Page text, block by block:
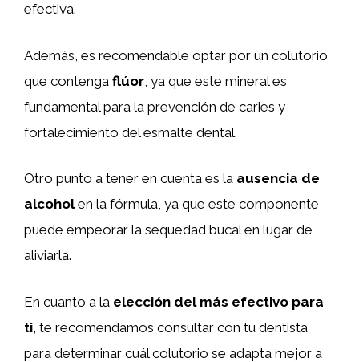
efectiva.
Además, es recomendable optar por un colutorio
que contenga flúor , ya que este mineral es
fundamental para la prevención de caries y
fortalecimiento del esmalte dental.
Otro punto a tener en cuenta es la ausencia de
alcoholen la fórmula, ya que este componente
puede empeorar la sequedad bucal en lugar de
aliviarla.
En cuanto a la elección del más efectivo para
ti , te recomendamos consultar con tu dentista
para determinar cuál colutorio se adapta mejor a